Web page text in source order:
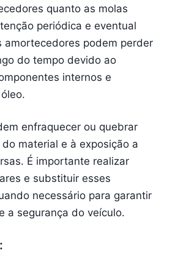
quanto as molas
periódica e eventual
amortecedores podem perder
do tempo devido ao
internos e
enfraquecer ou quebrar
material e à exposição a
É importante realizar
e substituir esses
necessário para garantir
a segurança do veículo.